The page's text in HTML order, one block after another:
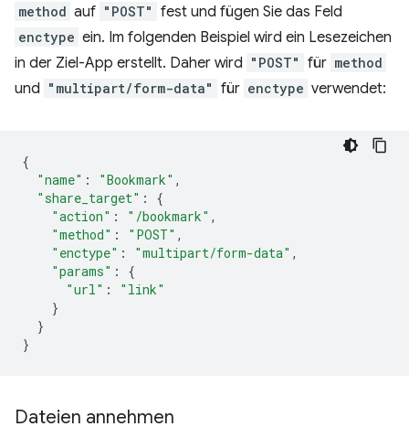
method auf "POST" fest und fügen Sie das Feld
enctype ein. Im folgenden Beispiel wird ein Lesezeichen
in der Ziel-App erstellt. Daher wird "POST" für method
und "multipart/form-data" für enctype verwendet:
{
"name" : "Bookmark" ,
"share_target" :
{
"action" : "/bookmark" ,
"method" : "POST" ,
"enctype" : "multipart/form-data" ,
"params" :
{
"url" :
"link"
}
}
}
Dateien annehmen